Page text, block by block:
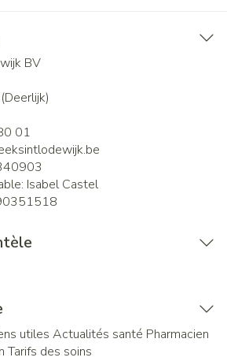
BV
01
Isabel Castel
utiles Actualités santé Pharmacien
Tarifs des soins